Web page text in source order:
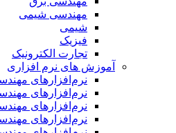
مهندسی شیمی
شیمی
فیزیک
تجارت الکترونیک
آموزش های نرم افزاری
نرم‌افزارهای مهندسی
نرم‌افزارهای مهندسی
نرم‌افزارهای مهندسی
نرم‌افزارهای مهندسی